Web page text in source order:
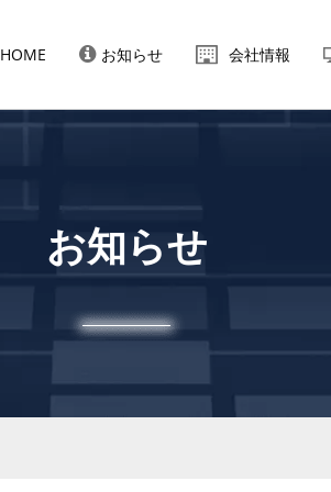
HOME お知らせ 会社情報
お知らせ